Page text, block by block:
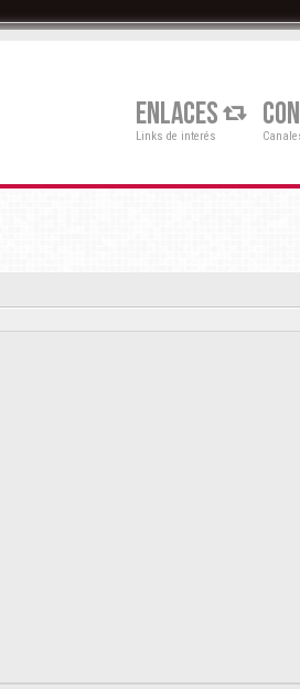
ENLACES
Links de interés